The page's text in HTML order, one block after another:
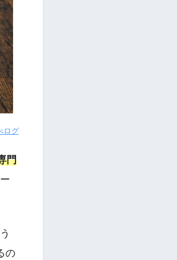
ログ
門
の